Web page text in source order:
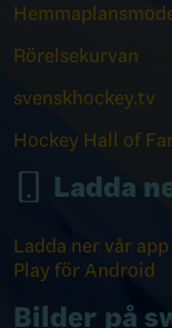
Rörelsekurvan
svenskhockey.tv
Hockey Hall of
Ladda
Ladda ner vår
Play för Android
Bilder på